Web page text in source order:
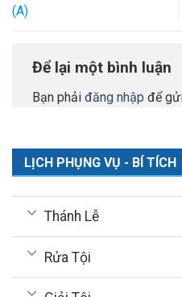
(A)
Để lại một bình luận
Bạn phải đăng nhập để
LỊCH PHỤNG VỤ - BÍ TÍCH
Thánh Lễ
Rửa Tội